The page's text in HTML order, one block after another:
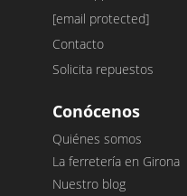
[email protected]
Contacto
Solicita repuestos
Conócenos
Quiénes somos
La ferretería en Girona
Nuestro blog